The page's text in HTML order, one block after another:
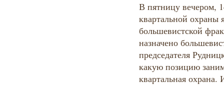
В пятницу вечером,
квартальной охраны
большевистской
назначено
председателя
какую позицию
квартальная